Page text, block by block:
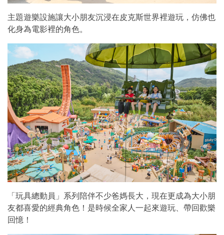
主題遊樂設施讓大小朋友沉浸在皮克斯世界裡遊玩，仿佛也
化身為電影裡的角色。
「玩具總動員」系列陪伴不少爸媽長大，現在更成為大小朋
友都喜愛的經典角色！是時候全家人一起來遊玩、帶回歡樂
回憶！